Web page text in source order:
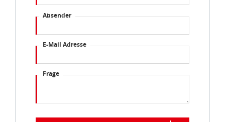
Absender
E-Mail Adresse
Frage